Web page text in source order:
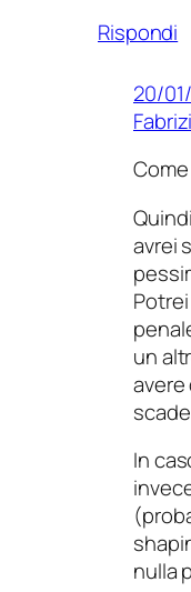
Rispondi
20/
avrei
un
In
nulla